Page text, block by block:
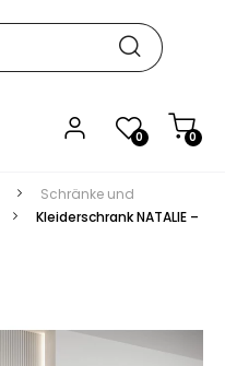
0 0
Schränke und
Kleiderschrank NATALIE –